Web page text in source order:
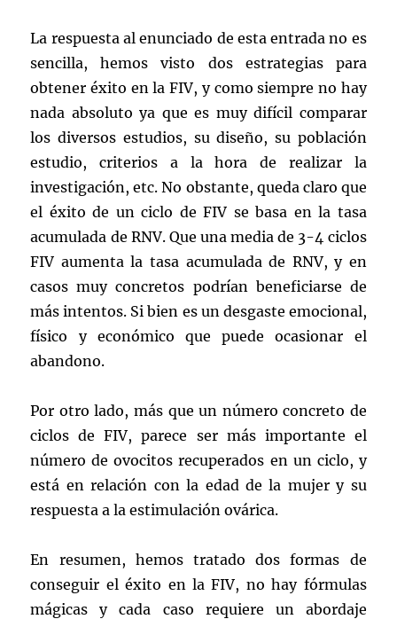
La respuesta al enunciado de esta entrada no es
sencilla, hemos visto dos estrategias para
obtener éxito en la FIV, y como siempre no hay
nada absoluto ya que es muy difícil comparar
los diversos estudios, su diseño, su población
estudio, criterios a la hora de realizar la
investigación, etc. No obstante, queda claro que
el éxito de un ciclo de FIV se basa en la tasa
acumulada de RNV. Que una media de 3-4 ciclos
FIV aumenta la tasa acumulada de RNV, y en
casos muy concretos podrían beneficiarse de
más intentos. Si bien es un desgaste emocional,
físico y económico que puede ocasionar el
abandono.
Por otro lado, más que un número concreto de
ciclos de FIV, parece ser más importante el
número de ovocitos recuperados en un ciclo, y
está en relación con la edad de la mujer y su
respuesta a la estimulación ovárica.
En resumen, hemos tratado dos formas de
conseguir el éxito en la FIV, no hay fórmulas
mágicas y cada caso requiere un abordaje